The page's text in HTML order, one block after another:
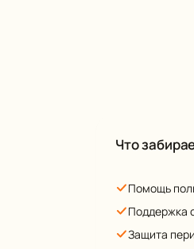
Что
Помощь
Поддержка
Защита